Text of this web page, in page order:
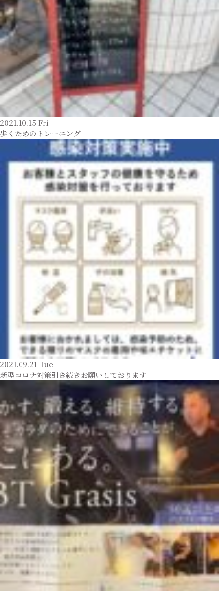
2021.10.15 Fri
歩くためのトレーニング
2021.09.21 Tue
新型コロナ対策引き続きお願いしております